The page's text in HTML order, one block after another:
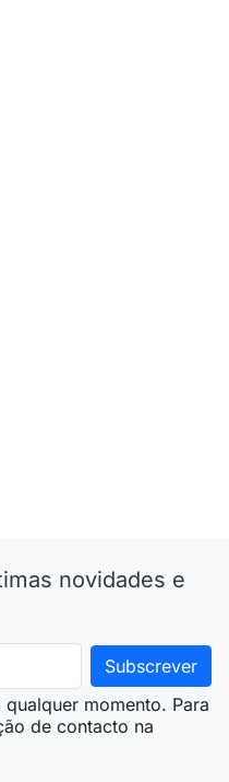
novidades e
momento. Para
de contacto na